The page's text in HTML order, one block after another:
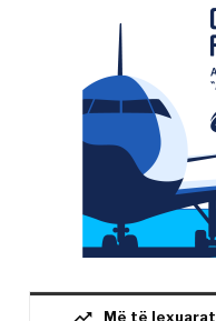
Më të lexuarat